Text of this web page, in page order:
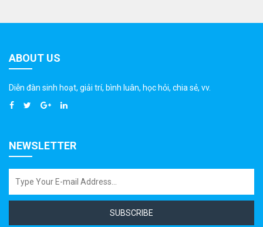
ABOUT US
Diễn đàn sinh hoạt, giải trí, bình luân, học hỏi, chia sẻ, vv.
NEWSLETTER
SUBSCRIBE